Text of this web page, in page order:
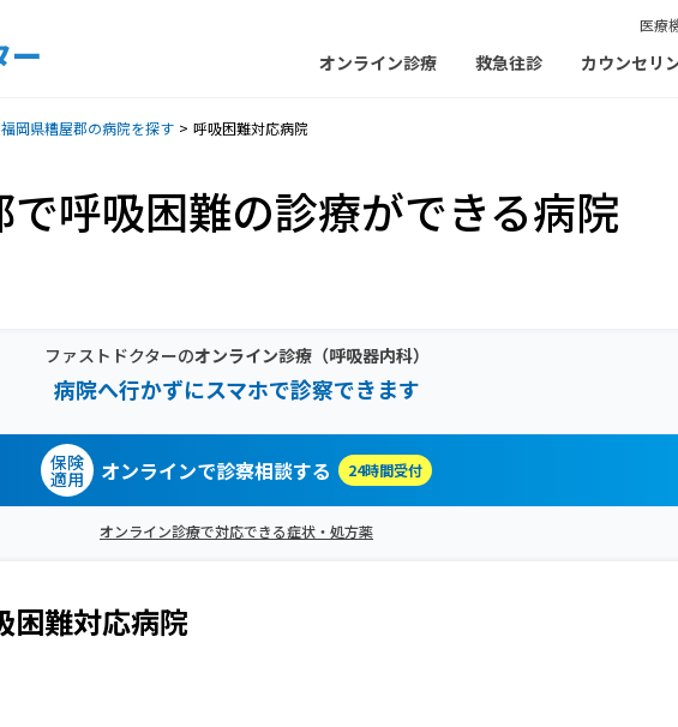
医療
オンライン診療 救急往診 カウンセリ
福岡県糟屋郡の病院を探す 呼吸困難対応病院
呼吸困難の診療ができる病院
ファストドクターのオンライン診療（呼吸器内科）
病院へ行かずにスマホで診察できます
保険
適用 オンラインで診察相談する 24時間受付
オンライン診療で対応できる症状・処方薬
困難対応病院